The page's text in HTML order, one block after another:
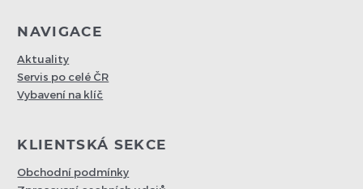
NAVIGACE
Aktuality
Servis po celé ČR
Vybavení na klíč
KLIENTSKÁ SEKCE
Obchodní podmínky